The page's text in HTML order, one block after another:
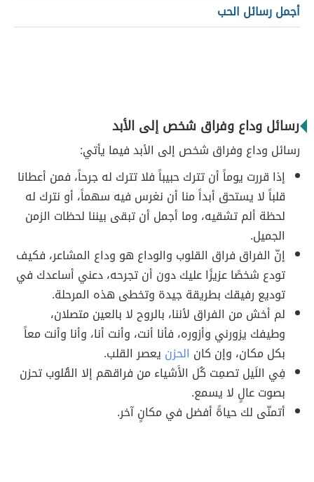
أجمل رسائل الحب
رسائل وداع وفراق شخص إلى الأبد
رسائل وداع وفراق شخص إلى الأبد فيما يأتي:
إذا قررت يوماً أن تترك حبيباً فلا تترك له جرحاً، فمن أعطانا
قلباً لا يستحق أبداً منا أن نغرس فيه سهماً، أو نترك له
لحظة ألم تشقيه، وما أجمل أن تبقى بيننا لحظات الزمن
الجميل.
إنّ الفراق فراق القلوب والوداع هو وداع المشاعر، فكيف
تودع شخصًا عزيزًا عليك دون أن تجرحه، دعني أساعدك في
توديع رفيقك بطريقة جيدة وتخطى هذه المرحلة.
لم أخش من الفراق لأننا، بالروح لا بالعين متصلان،
وطيفك يزورني وأزوره، فأنا أنت، وأنت أنا، وأنا وأنت معاً
بكل مكان، وإن كان الحزن يعصر القلب.
فِي اللَيل تصمِت كُل الأَشياء من فراقهم إلا القُلوب تحزن
بصوت عالٍ لا يسمع.
أتمنّى لك حياةً أفضل في مكانٍ آخر.